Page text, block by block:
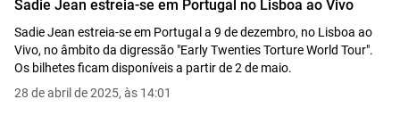
Sadie Jean estreia-se em Portugal no Lisboa ao Vivo
Sadie Jean estreia-se em Portugal a 9 de dezembro, no Lisboa ao
Vivo, no âmbito da digressão "Early Twenties Torture World Tour".
Os bilhetes ficam disponíveis a partir de 2 de maio.
28 de abril de 2025, às 14:01